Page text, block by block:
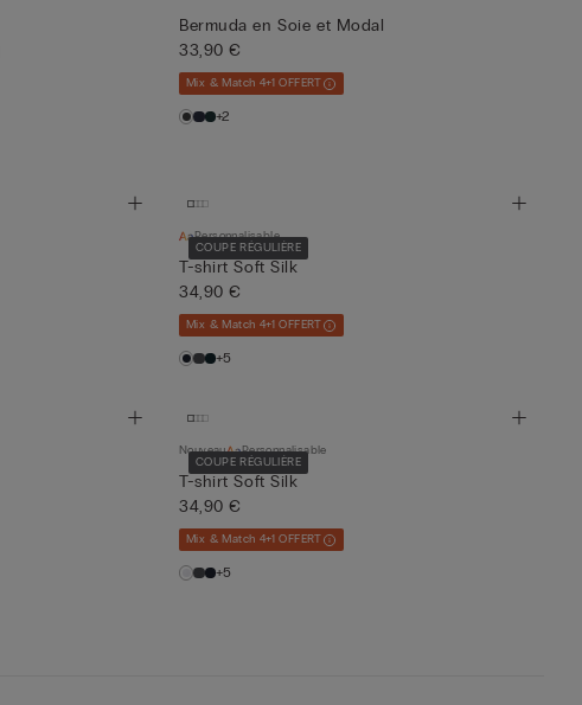
Bermuda en Soie et Modal
33,90 €
Mix & Match 4+1 OFFERT
+2
COUPE RÉGULIÈRE
Personnalisable
T-shirt Soft Silk
34,90 €
Mix & Match 4+1 OFFERT
+5
COUPE RÉGULIÈRE
Nouveau Personnalisable
T-shirt Soft Silk
34,90 €
Mix & Match 4+1 OFFERT
+5